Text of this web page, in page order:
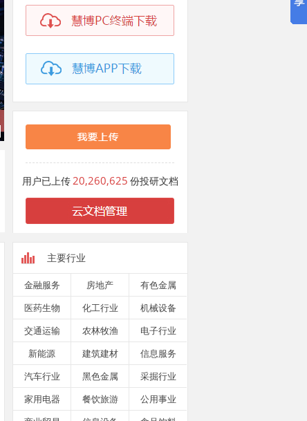
用户已上传20,260,625 份投研文档
主要行业
金融服务 房地产
有色金属
医药生物
化工行业
机械设备
交通运输
农林牧渔
电子行业
新能源
建筑建材
信息服务
汽车行业
黑色金属
采掘行业
家用电器
餐饮旅游
公用事业